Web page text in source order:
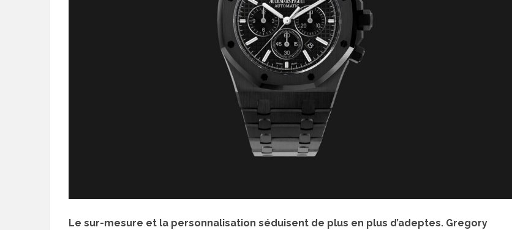
Le sur-mesure et la personnalisation séduisent de plus en plus d’adeptes. Gregory